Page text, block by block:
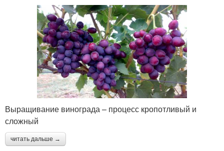
Выращивание винограда – процесс кропотливый и
сложный
читать дальше →